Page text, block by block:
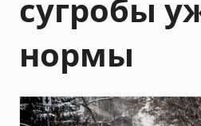
сугробы
нормы